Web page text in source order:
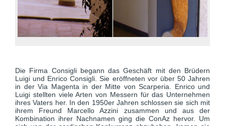
Die Firma Consigli begann das Geschäft mit den Brüdern
Luigi und Enrico Consigli. Sie eröffneten vor über 50 Jahren
in der Via Magenta in der Mitte von Scarperia. Enrico und
Luigi stellten viele Arten von Messern für das Unternehmen
ihres Vaters her. In den 1950er Jahren schlossen sie sich mit
ihrem Freund Marcello Azzini zusammen und aus der
Kombination ihrer Nachnamen ging die ConAz hervor. Um